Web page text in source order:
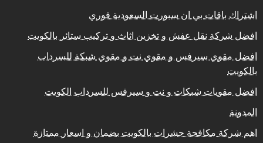
اشتراك باقات بي ان سبورت السعودية فوري
افضل شركة نقل عفش و تخزين اثاث و تركيب ستائر بالكويت
افضل مقوي سيرفس و مقوي نت و مقوي شبكة للسرداب
بالكويت
افضل مقويات شبكات و نت و سيرفس للسرداب الكويت
المدونة
اهم شركة مكافحة حشرات بالكويت بضمان و اسعار ممتازة